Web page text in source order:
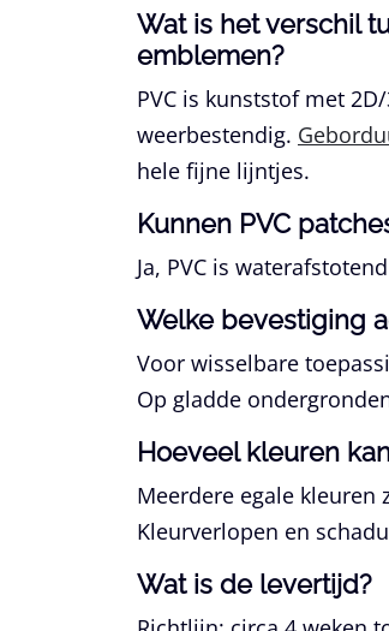
Wat is het verschil
emblemen?
PVC is kunststof met
weerbestendig.
hele fijne lijntjes.
Kunnen PVC
Ja, PVC is
Welke bevestiging
Voor wisselbare
Op gladde
Hoeveel kleuren
Meerdere egale
Kleurverlopen en
Wat is de levertijd?